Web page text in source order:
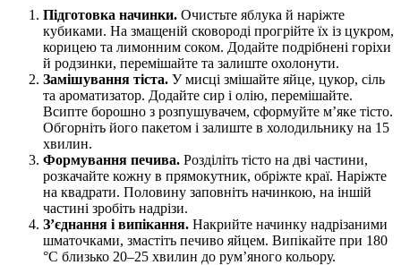
Підготовка начинки. Очистьте яблука й наріжте
кубиками. На змащеній сковороді прогрійте їх із цукром,
корицею та лимонним соком. Додайте подрібнені горіхи
й родзинки, перемішайте та залиште охолонути.
Замішування тіста. У мисці змішайте яйце, цукор, сіль
та ароматизатор. Додайте сир і олію, перемішайте.
Всипте борошно з розпушувачем, сформуйте м’яке тісто.
Обгорніть його пакетом і залиште в холодильнику на 15
хвилин.
Формування печива. Розділіть тісто на дві частини,
розкачайте кожну в прямокутник, обріжте краї. Наріжте
на квадрати. Половину заповніть начинкою, на іншій
частині зробіть надрізи.
З’єднання і випікання. Накрийте начинку надрізаними
шматочками, змастіть печиво яйцем. Випікайте при 180
°C близько 20–25 хвилин до рум’яного кольору.